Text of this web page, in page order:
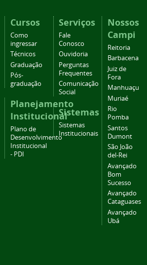
Cursos
Como
ingressar
Técnicos
Graduação
Pós-
graduação
Planejamento
Institucional
Plano de
Desenvolvimento
Institucional
- PDI
Serviços
Fale
Conosco
Ouvidoria
Perguntas
Frequentes
Comunicação
Social
Sistemas
Sistemas
Institucionais
Nossos
Campi
Reitoria
Barbacena
Juiz de
Fora
Manhuaçu
Muriaé
Rio
Pomba
Santos
Dumont
São João
del-Rei
Avançado
Bom
Sucesso
Avançado
Cataguases
Avançado
Ubá